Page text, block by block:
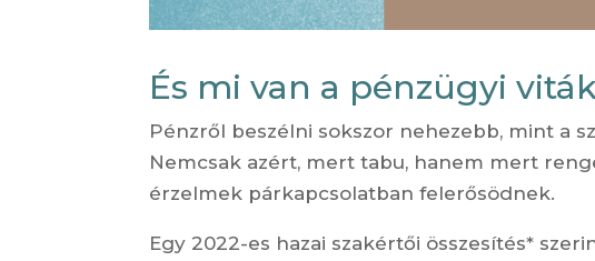
És mi van a pénzügyi
Pénzről beszélni sokszor nehezebb, mint a
Nemcsak azért, mert tabu, hanem mert
érzelmek párkapcsolatban felerősödnek.
Egy 2022-es hazai szakértői összesítés*